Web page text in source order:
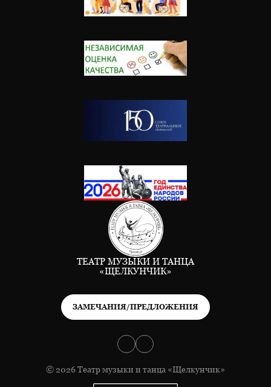
ТЕАТР МУЗЫКИ И ТАНЦА
«ЩЕЛКУНЧИК»
ЗАМЕЧАНИЯ/ПРЕДЛОЖЕНИЯ
© 2026 Театр музыки и танца «Щелкунчик»